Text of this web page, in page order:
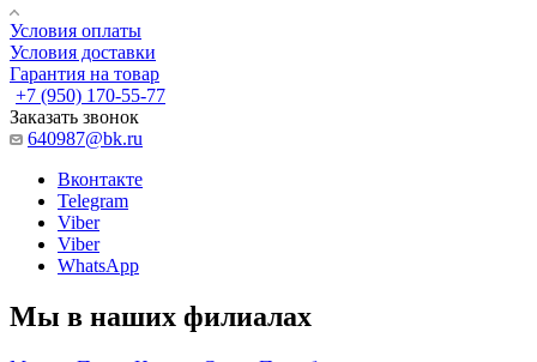
Условия оплаты
Условия доставки
Гарантия на товар
+7 (950) 170-55-77
Заказать звонок
640987@bk.ru
Вконтакте
Telegram
Viber
Viber
WhatsApp
Мы в наших филиалах